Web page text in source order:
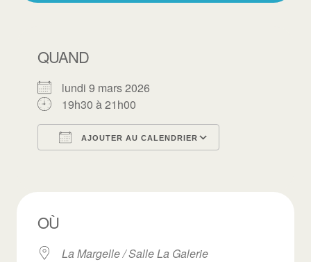
QUAND
lundi 9 mars 2026
19h30 à 21h00
AJOUTER AU CALENDRIER
OÙ
La Margelle / Salle La Galerie